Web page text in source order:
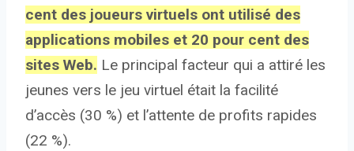
cent des joueurs virtuels ont utilisé des
applications mobiles et 20 pour cent des
sites Web. Le principal facteur qui a attiré les
jeunes vers le jeu virtuel était la facilité
d’accès (30 %) et l’attente de profits rapides
(22 %).